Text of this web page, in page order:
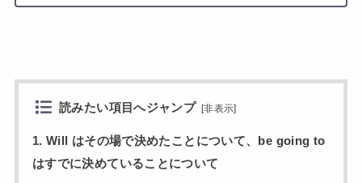
読みたい項目へジャンプ [非表示]
1. Will はその場で決めたことについて、be going to
はすでに決めていることについて